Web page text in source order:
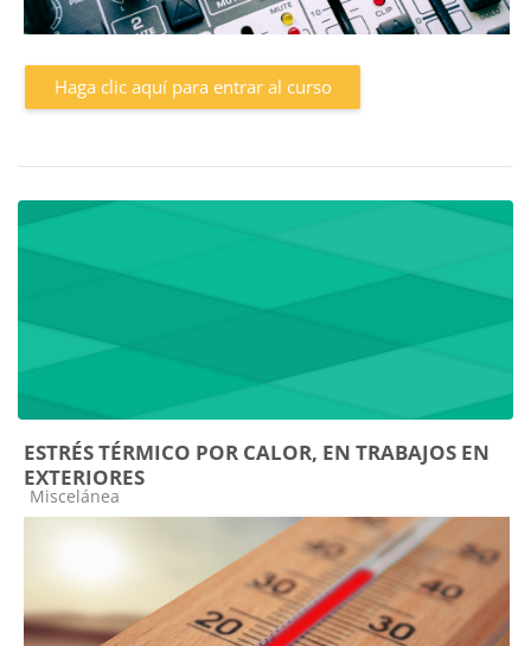
Haga clic aquí para entrar al curso
ESTRÉS TÉRMICO POR CALOR, EN TRABAJOS EN
EXTERIORES
Categoría de cursos
Miscelánea